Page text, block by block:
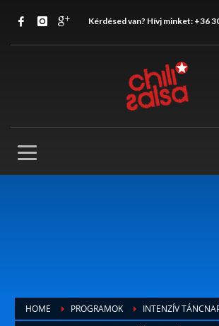
Kérdésed van? Hívj minket: +36
HOME PROGRAMOK
INTENZÍV